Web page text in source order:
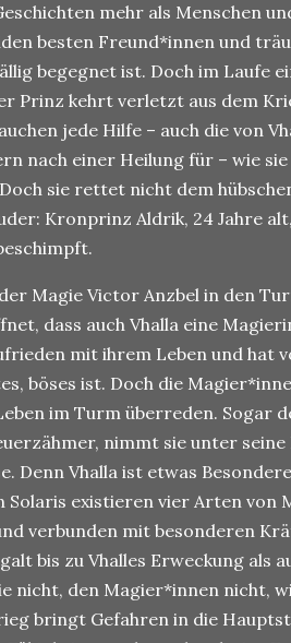
mehr als Menschen
besten Freund*innen und
begegnet ist. Doch im Laufe
Prinz kehrt verletzt aus dem
jede Hilfe – auch die von
nach einer Heilung für – wie
sie rettet nicht dem
Kronprinz Aldrik, 24 Jahre
Magie Victor Anzbel in den
dass auch Vhalla eine
mit ihrem Leben und hat
böses ist. Doch die
im Turm überreden. Sogar
nimmt sie unter seine
Denn Vhalla ist etwas
Solaris existieren vier Arten von
verbunden mit besonderen
bis zu Vhalles Erweckung als
nicht, den Magier*innen nicht,
bringt Gefahren in die